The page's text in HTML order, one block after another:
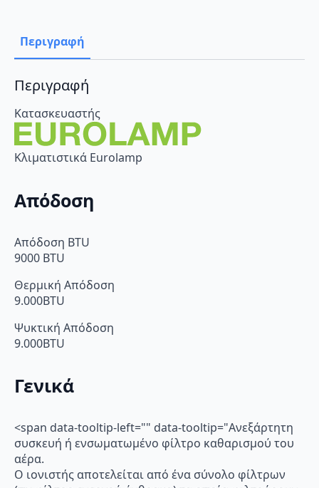
Περιγραφή
Περιγραφή
Κατασκευαστής
Κλιματιστικά Eurolamp
Απόδοση
Απόδοση BTU
9000 BTU
Θερμική Απόδοση
9.000BTU
Ψυκτική Απόδοση
9.000BTU
Γενικά
<span data-tooltip-left="" data-tooltip="Ανεξάρτητη
συσκευή ή ενσωματωμένο φίλτρο καθαρισμού του
αέρα.
Ο ιονιστής αποτελείται από ένα σύνολο φίλτρων